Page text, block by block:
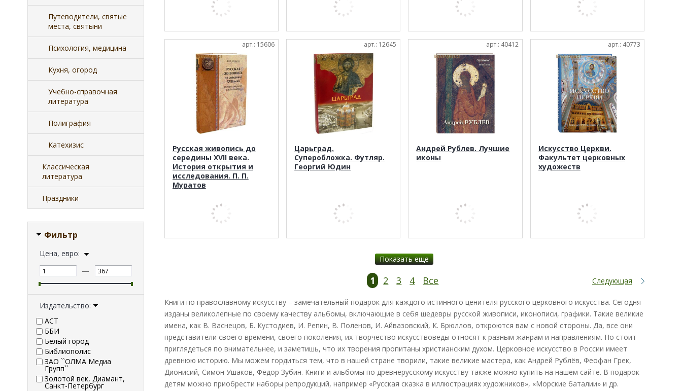
Путеводители, святые
места, святыни
Психология, медицина
Кухня, огород
Учебно-справочная
литература
Полиграфия
Катехизис
Классическая
литература
Праздники
Фильтр
Цена, евро:
—
Издательство:
АСТ
ББИ
Белый город
Библиополис
ЗАО ``ОЛМА Медиа
Групп``
Золотой век, Диамант,
Санкт-Петербург
арт.: 15606
Русская живопись до
середины XVII века.
История открытия и
исследования. П. П.
Муратов
арт.: 12645
Царьград.
Суперобложка. Футляр.
Георгий Юдин
арт.: 40412
Андрей Рублев. Лучшие
иконы
арт.: 40773
Искусство Церкви.
Факультет церковных
художеств
Показать еще
1 2 3 4 Все Следующая
Книги по православному искусству – замечательный подарок для каждого истинного ценителя русского церковного искусства. Сегодня
изданы великолепные по своему качеству альбомы, включающие в себя шедевры русской живописи, иконописи, графики. Такие великие
имена, как В. Васнецов, Б. Кустодиев, И. Репин, В. Поленов, И. Айвазовский, К. Брюллов, откроются вам с новой стороны. Да, все они
представители своего времени, своего поколения, их творчество искусствоведы относят к разным жанрам и направлениям. Но стоит
приглядеться по внимательнее, и заметишь, что их творения пропитаны христианским духом. Церковное искусство в России имеет
древнюю историю. Мы можем гордиться тем, что в нашей стране творили, такие великие мастера, как Андрей Рублёв, Феофан Грек,
Дионисий, Симон Ушаков, Фёдор Зубин. Книги и альбомы по древнерусскому искусству также можно купить на нашем сайте. В подарок
детям можно приобрести наборы репродукций, например «Русская сказка в иллюстрациях художников», «Морские баталии» и др.